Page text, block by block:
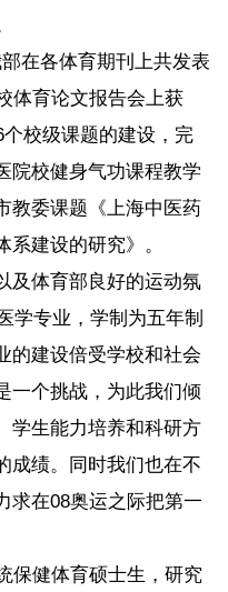
在各体育期刊上共发表
体育论文报告会上获
校级课题的建设，完
院校健身气功课程教学
教委课题《上海中医药
建设的研究》。
体育部良好的运动氛
学专业，学制为五年制
的建设倍受学校和社会
一个挑战，为此我们倾
学生能力培养和科研方
成绩。同时我们也在不
求在08奥运之际把第一
健体育硕士生，研究